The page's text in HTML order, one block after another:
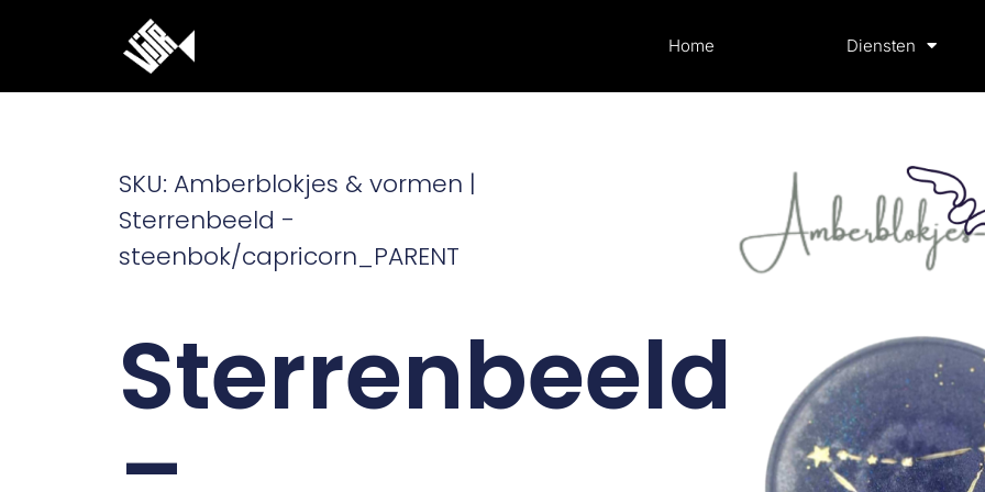
inhoud
Home Diensten
SKU: Amberblokjes & vormen |
Sterrenbeeld -
steenbok/capricorn_PARENT
Sterrenbeeld